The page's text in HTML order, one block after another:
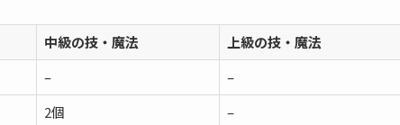
中級の技・魔法
上級の技・魔法
–
–
2個
–